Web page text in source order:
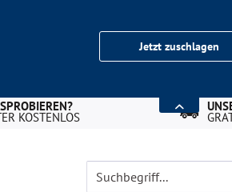
Jetzt zuschlagen
KOSTENLOS